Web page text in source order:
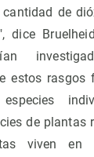
de
dice
estos rasgos
de plantas
viven en